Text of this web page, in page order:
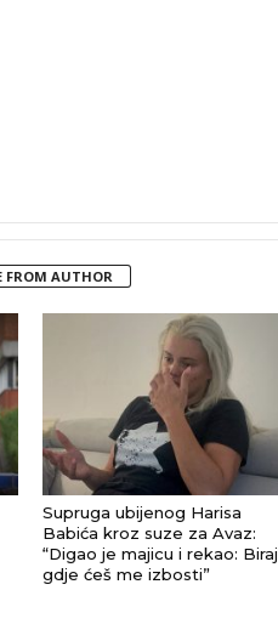
FROM AUTHOR
Supruga ubijenog Harisa
Babića kroz suze za Avaz:
“Digao je majicu i rekao: Biraj
gdje ćeš me izbosti”